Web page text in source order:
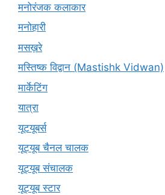
मनोरंजक कलाकार
मनोहारी
मसख़रे
मस्तिष्क विद्वान (Mastishk Vidwan)
मार्केटिंग
यात्रा
यूटयूबर्स
यूट्यूब चैनल चालक
यूट्यूब संचालक
यूट्यूब स्टार